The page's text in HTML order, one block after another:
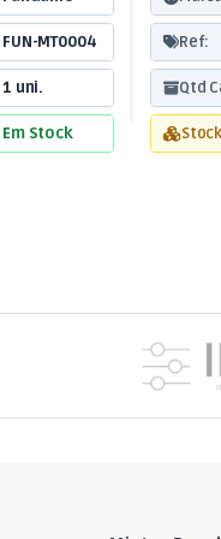
FUN-MT0004
1 uni.
Em Stock
Ref:
Qtd